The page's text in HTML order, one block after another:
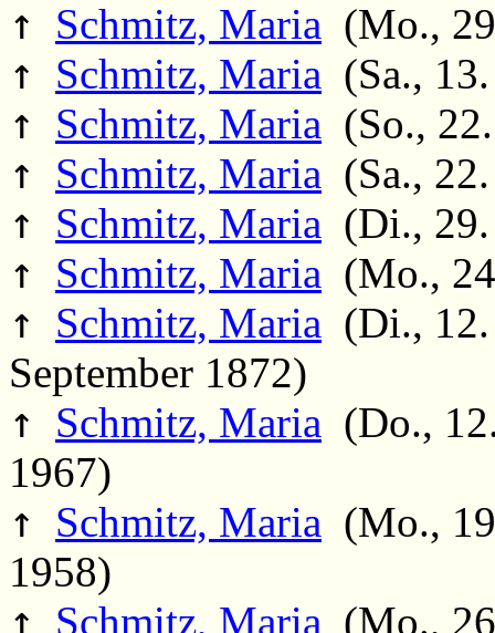
↑ Schmitz, Maria (Mo.,
↑ Schmitz, Maria (Sa.,
↑ Schmitz, Maria (So.,
↑ Schmitz, Maria (Sa.,
↑ Schmitz, Maria (Di.,
↑ Schmitz, Maria (Mo.,
↑ Schmitz, Maria (Di.,
September 1872)
↑ Schmitz, Maria (Do.,
1967)
↑ Schmitz, Maria (Mo.,
1958)
↑ Schmitz, Maria (Mo.,